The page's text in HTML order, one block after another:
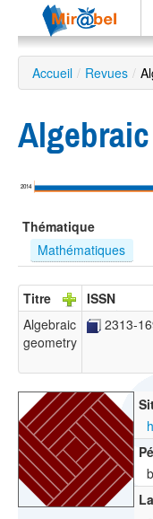
Le réseau
Soutien
Listes
Recherche
avancée
EN
ES
?
Accueil / Revues /
2014
Thématique
Mathématiques
Titre ISSN
Algebraic
geometry
2313-